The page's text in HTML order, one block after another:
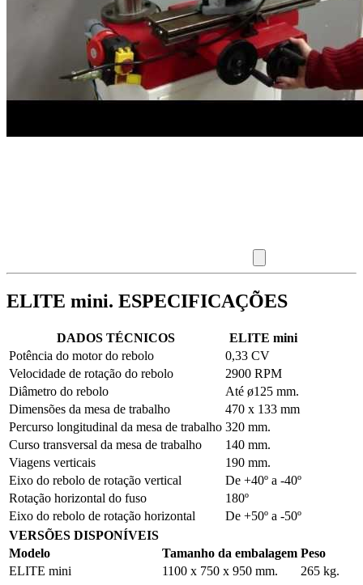
ELITE mini. ESPECIFICAÇÕES
DADOS TÉCNICOS
ELITE mini
Potência do motor do rebolo
0,33 CV
Velocidade de rotação do rebolo
2900 RPM
Diâmetro do rebolo
Até ø125 mm.
Dimensões da mesa de trabalho
470 x 133 mm
Percurso longitudinal da mesa de trabalho 320 mm.
Curso transversal da mesa de trabalho
140 mm.
Viagens verticais
190 mm.
Eixo do rebolo de rotação vertical
De +40º a -40º
Rotação horizontal do fuso
180º
Eixo do rebolo de rotação horizontal
De +50º a -50º
VERSÕES DISPONÍVEIS
Modelo
Tamanho da embalagem Peso
ELITE mini
1100 x 750 x 950 mm. 265 kg.